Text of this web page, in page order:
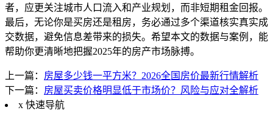
者，应更关注城市人口流入和产业规划，而非短期租金回报。
最后，无论你是买房还是租房，务必通过多个渠道核实真实成
交数据，避免信息差带来的损失。希望本文的数据与案例，能
帮助你更清晰地把握2025年的房产市场脉搏。
上一篇： 房屋多少钱一平方米？2026全国房价最新行情解析
下一篇： 房屋买卖价格明显低于市场价？风险与应对全解析
x 快速导航